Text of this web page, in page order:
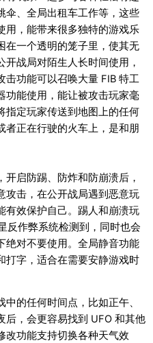
伞、全局出租车工作等，这些
用，能带来很多独特的游戏乐
在一个透明的笼子里，使其无
战局对陌生人长时间使用，
击功能可以召唤大量 FIB 特工
功能使用，能让被攻击玩家毫
指定玩家传送到地图上的任何
者正在行驶的火车上，是和朋
启防踢、防炸和防崩溃后，
攻击，在公开战局遇到恶意玩
有效保护自己。踢人和崩溃玩
反作弊系统检测到，同时也会
绝对不要使用。全局静音功能
打字，适合在需要安静游戏时
的任何时间点，比如正午、
后，会更容易找到 UFO 和其他
改功能支持切换各种天气效